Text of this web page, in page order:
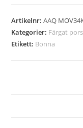
Artikelnr:AAQ
Kategorier: Färgat
Etikett: Bonna